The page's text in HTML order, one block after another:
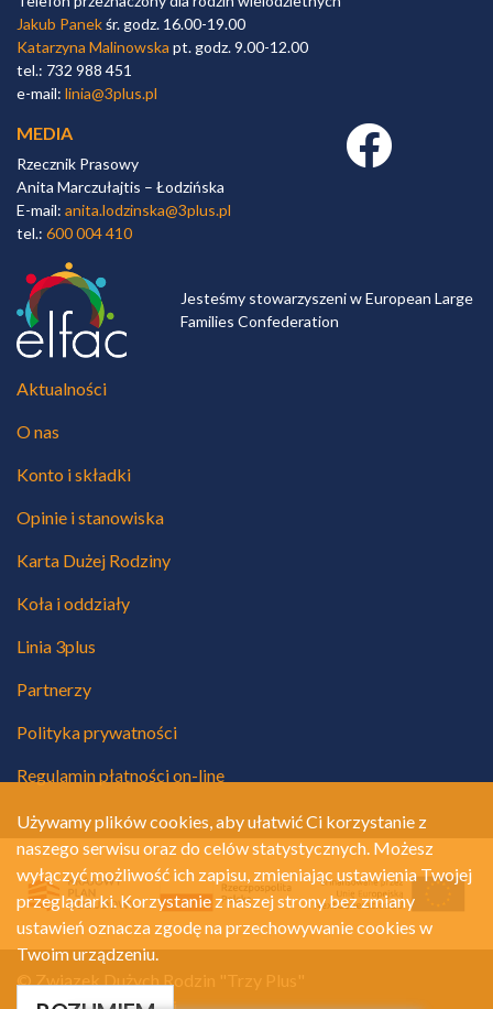
Jakub Panekśr. godz. 16.00-19.00
Katarzyna Malinowska pt. godz. 9.00-12.00
tel.: 732 988 451
e-mail: linia@3plus.pl
MEDIA
Rzecznik Prasowy
Anita Marczułajtis – Łodzińska
E-mail: anita.lodzinska@3plus.pl
tel.: 600 004 410
Facebook link
Jesteśmy stowarzyszeni w European Large
Families Confederation
Aktualności
O nas
Konto i składki
Opinie i stanowiska
Karta Dużej Rodziny
Koła i oddziały
Linia 3plus
Partnerzy
Polityka prywatności
Regulamin płatności on-line
Używamy plików cookies, aby ułatwić Ci korzystanie z
naszego serwisu oraz do celów statystycznych. Możesz
wyłączyć możliwość ich zapisu, zmieniając ustawienia Twojej
przeglądarki. Korzystanie z naszej strony bez zmiany
ustawień oznacza zgodę na przechowywanie cookies w
Twoim urządzeniu.